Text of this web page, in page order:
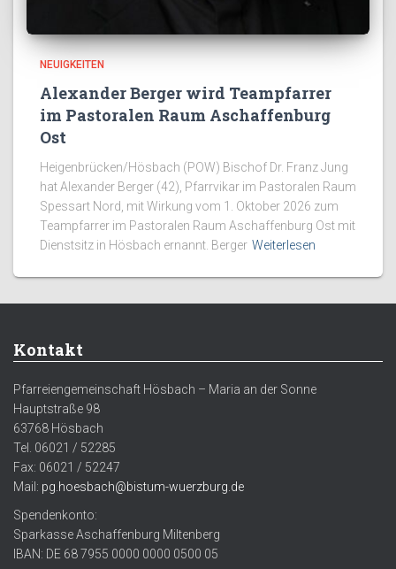
NEUIGKEITEN
Alexander Berger wird Teampfarrer
im Pastoralen Raum Aschaffenburg
Ost
Heigenbrücken/Hösbach (POW) Bischof Dr. Franz Jung
hat Alexander Berger (42), Pfarrvikar im Pastoralen Raum
Spessart Nord, mit Wirkung vom 1. Oktober 2026 zum
Teampfarrer im Pastoralen Raum Aschaffenburg Ost mit
Dienstsitz in Hösbach ernannt. Berger Weiterlesen
Kontakt
Pfarreiengemeinschaft Hösbach – Maria an der Sonne
Hauptstraße 98
63768 Hösbach
Tel. 06021 / 52285
Fax: 06021 / 52247
Mail: pg.hoesbach@bistum-wuerzburg.de
Spendenkonto:
Sparkasse Aschaffenburg Miltenberg
IBAN: DE 68 7955 0000 0000 0500 05